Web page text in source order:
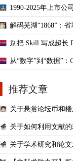
1990-2025年上市公
解码芜湖“1868”：
别把 Skill 写成超长
从“数字”到“数据”
推荐文章
关于悬赏论坛币和
关于如何利用文献
关于学术研究和论